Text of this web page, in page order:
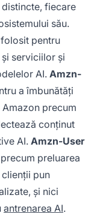
fiecare
său.
pentru
serviciilor și
AI. Amzn-
a îmbunătăți
precum
conținut
AI. Amzn-User
preluarea
pun
și nici
antrenarea AI.